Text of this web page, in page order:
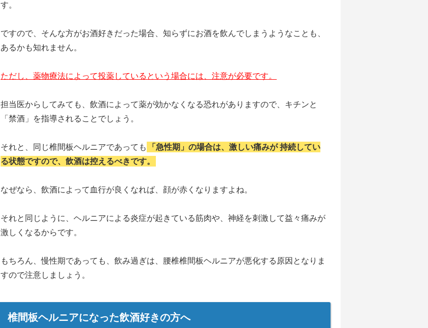
す。
ですので、そんな方がお酒好きだった場合、知らずにお酒を飲んでしまうようなことも、
あるかも知れません。
ただし、薬物療法によって投薬しているという場合には、注意が必要です。
担当医からしてみても、飲酒によって薬が効かなくなる恐れがありますので、キチンと
「禁酒」を指導されることでしょう。
それと、同じ椎間板ヘルニアであっても 「急性期」の場合は、激しい痛みが 持続してい
る状態ですので、飲酒は控えるべきです。
なぜなら、飲酒によって血行が良くなれば、顔が赤くなりますよね。
それと同じように、ヘルニアによる炎症が起きている筋肉や、神経を刺激して益々痛みが
激しくなるからです。
もちろん、慢性期であっても、飲み過ぎは、腰椎椎間板ヘルニアが悪化する原因となりま
すので注意しましょう。
椎間板ヘルニアになった飲酒好きの方へ